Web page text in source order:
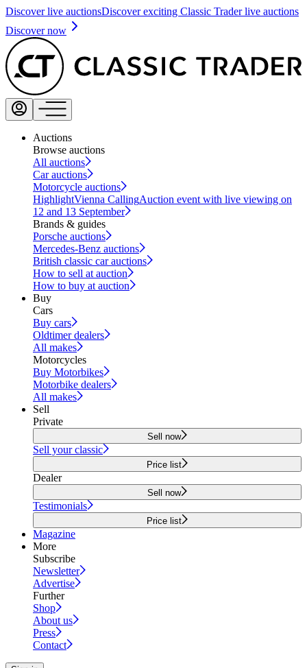
Discover live auctionsDiscover exciting Classic Trader live auctions
Discover now
Auctions
Browse auctions
All auctions
Car auctions
Motorcycle auctions
HighlightVienna CallingAuction event with live viewing on
12 and 13 September
Brands & guides
Porsche auctions
Mercedes-Benz auctions
British classic car auctions
How to sell at auction
How to buy at auction
Buy
Cars
Buy cars
Oldtimer dealers
All makes
Motorcycles
Buy Motorbikes
Motorbike dealers
All makes
Sell
Private
Sell now
Sell your classic
Price list
Dealer
Sell now
Testimonials
Price list
Magazine
More
Subscribe
Newsletter
Advertise
Further
Shop
About us
Press
Contact